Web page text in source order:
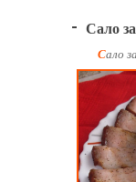
Сало
Сало